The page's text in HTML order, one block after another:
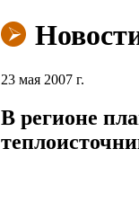
23 мая 2007 г.
В регионе